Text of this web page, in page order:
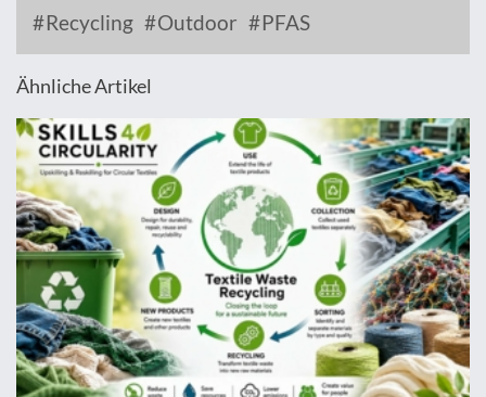
Recycling Outdoor PFAS
Ähnliche Artikel